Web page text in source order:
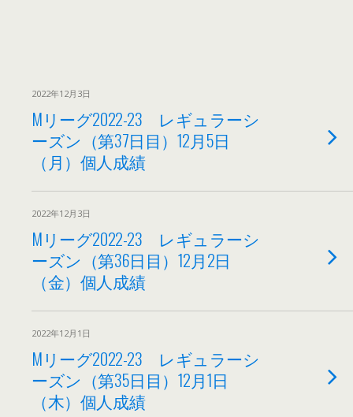
2022年12月3日
Mリーグ2022-23 レギュラーシ
ーズン（第37日目）12月5日
（月）個人成績
2022年12月3日
Mリーグ2022-23 レギュラーシ
ーズン（第36日目）12月2日
（金）個人成績
2022年12月1日
Mリーグ2022-23 レギュラーシ
ーズン（第35日目）12月1日
（木）個人成績